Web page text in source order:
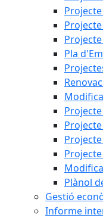
Pla
Plànol
Gestió
Informe